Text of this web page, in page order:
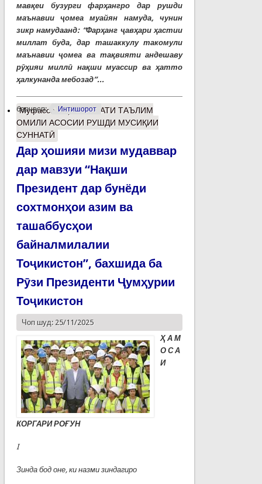
мавқеи бузурги фарҳангро дар рушди
маънавии ҷомеа муайян намуда, чунин
зикр намудаанд: “Фарҳанг ҷавҳари ҳастии
миллат буда, дар ташаккулу такомули
маънавии ҷомеа ва тақвияти андешаву
рӯҳияи миллӣ нақши муассир ва ҳатто
ҳалкунанда мебозад”...
барчасп: Интишорот
Муфассалтаро СИФАТИ ТАЪЛИМ
ОМИЛИ АСОСИИ РУШДИ МУСИҚИИ
СУННАТӢ
Дар ҳошияи мизи мудаввар
дар мавзуи “Нақши
Президент дар бунёди
сохтмонҳои азим ва
ташаббусҳои
байналмилалии
Тоҷикистон”, бахшида ба
Рӯзи Президенти Ҷумҳурии
Тоҷикистон
Чоп шуд: 25/11/2025
ҲА М
О С А
И
КОРГАРИ РОҒУН
I
Зинда бод оне, ки назми зиндагиро